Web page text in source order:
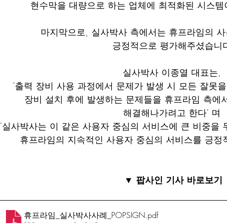
현수막을 대량으로 하는 업체에 최적화된 시스
마지막으로, 실사박사 측에서는 휴프라임의
긍정적으로 평가해주셨습니
실사박사 이종열 대표는,
'출력 장비 사용 과정에서 문제가 발생 시 모든 잘못
장비 설치 후에 발생하는 문제들을 휴프라임 측에
해결해나가려고 한다' 며
'실사박사는 이 같은 사용자 중심의 서비스에 큰 비중을
휴프라임의 지속적인 사용자 중심의 서비스를 긍정
▼ 팝사인 기사 바로보기
휴프라임_실사박사사례_POPSIGN.pdf